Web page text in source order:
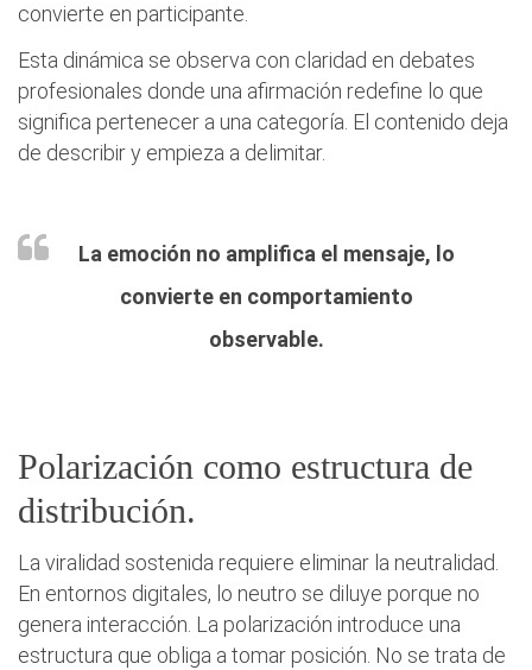
convierte en participante.
Esta dinámica se observa con claridad en debates
profesionales donde una afirmación redefine lo que
significa pertenecer a una categoría. El contenido deja
de describir y empieza a delimitar.
La emoción no amplifica el mensaje, lo
convierte en comportamiento
observable.
Polarización como estructura de
distribución.
La viralidad sostenida requiere eliminar la neutralidad.
En entornos digitales, lo neutro se diluye porque no
genera interacción. La polarización introduce una
estructura que obliga a tomar posición. No se trata de